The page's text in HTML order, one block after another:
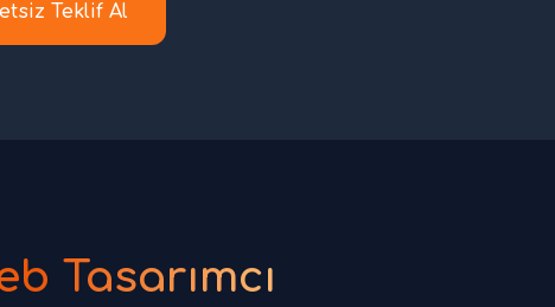
Teklif Al
Tasarımcı